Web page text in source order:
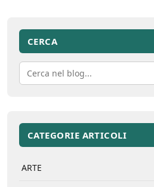
CERCA
CATEGORIE ARTICOLI
ARTE